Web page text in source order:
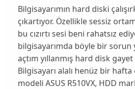
Bilgisayarımın hard diski
çıkartıyor. Özellikle sessiz
bu cızırtı sesi beni rahatsız
bilgisayarımda böyle bir sorun
açtım yıllanmış hard disk gayet
Bilgisayarı alalı henüz bir
modeli ASUS R510VX, HDD